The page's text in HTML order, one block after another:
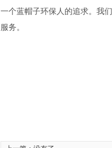
一个蓝帽子环保人的追求。我
服务。